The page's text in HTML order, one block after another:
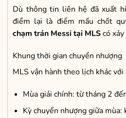
Dù thông tin liên hệ đã xuất
điểm lại là điểm mấu chốt
chạm trán Messi tại MLScó
Khung thời gian chuyển nhượng
MLS vận hành theo lịch khác với
Mùa giải chính: từ tháng 2
Kỳ chuyển nhượng giữa mùa: